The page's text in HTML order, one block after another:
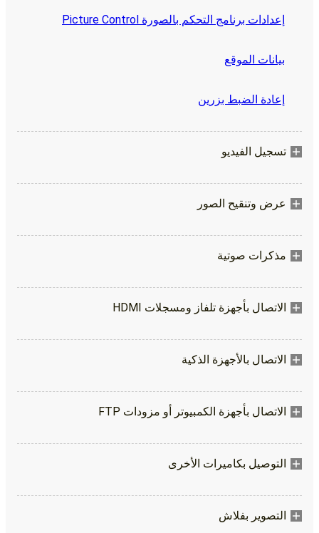
إعدادات برنامج التحكم بالصورة Picture Control
بيانات الموقع
إعادة الضبط بزرين
تسجيل الفيديو
عرض وتنقيح الصور
مذكرات صوتية
الاتصال بأجهزة تلفاز ومسجلات HDMI
الاتصال بالأجهزة الذكية
الاتصال بأجهزة الكمبيوتر أو مزودات FTP
التوصيل بكاميرات الأخرى
التصوير بفلاش